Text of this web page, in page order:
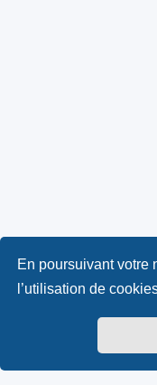
En poursuivant votre
l’utilisation de